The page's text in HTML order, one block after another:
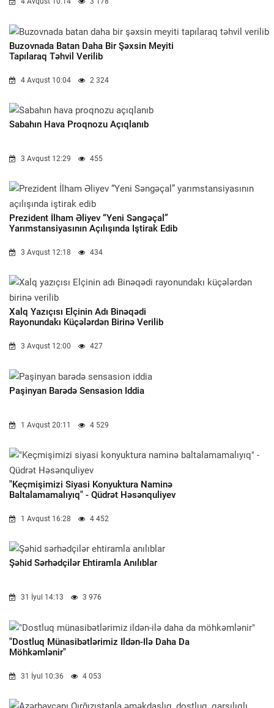
Buzovnada Batan Daha Bir Şəxsin Meyiti
Tapılaraq Təhvil Verilib
4 Avqust 10:04 2 324
Sabahın Hava Proqnozu Açıqlanıb
3 Avqust 12:29 455
Prezident İlham Əliyev “Yeni Səngəçal”
Yarımstansiyasının Açılışında Iştirak Edib
3 Avqust 12:18 434
Xalq Yazıçısı Elçinin Adı Binəqədi
Rayonundakı Küçələrdən Birinə Verilib
3 Avqust 12:00 427
Paşinyan Barədə Sensasion Iddia
1 Avqust 20:11 4 529
"Keçmişimizi Siyasi Konyuktura Naminə
Baltalamamalıyıq" - Qüdrət Həsənquliyev
1 Avqust 16:28 4 452
Şəhid Sərhədçilər Ehtiramla Anılıblar
31 İyul 14:13 3 976
"Dostluq Münasibətlərimiz Ildən-Ilə Daha Da
Möhkəmlənir"
31 İyul 10:36 4 053